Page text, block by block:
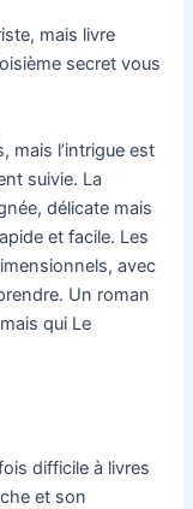
mais livre
secret vous
mais l’intrigue est
suivie. La
délicate mais
et facile. Les
avec
Un roman
qui Le
difficile à livres
et son